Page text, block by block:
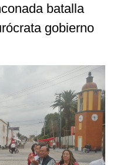
batalla
gobierno